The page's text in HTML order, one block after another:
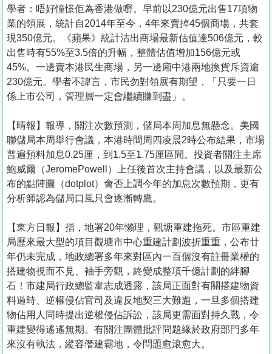
學者：唔好憧憬佢為香港做嘢。早前以230億元出售17項物
業的領展，統計自2014年至今，4年來賣掉45個商場，共套
現350億元。《蘋果》統計沽出商場最新估值達506億元，較
出售時有55%至3.5倍的升幅，整體估值增加156億元或
45%。一邊賣本港民生商場，另一邊廂中港兩地換貨斥資逾
230億元。學者不諱言，市民勿對領展有期望，「只要一日
係上市公司，管理層一定會繼續賺到盡」。
【晴報】報導，關注次數預測，儲局本周加息無懸念。美國
聯儲局本周舉行會議，本港時間周四凌晨2時公布結果，市場
普遍預料加息0.25厘，到1.5至1.75厘區間。投資者關注主席
鮑威爾（JeromePowell）上任後首次主持會議，以及最新公
布的點陣圖（dotplot）會否上調今年的加息次數預期，更有
分析師認為儲局口風只會逐漸轉鷹。
【東方日報】指，地署20年懶理，觀塘重建拖死。市區重建
局歷來最大型的項目觀塘市中心重建計劃波折重重，公布廿
年仍未完成，地政總署多年來對區內一百個沒有註冊業權的
搭建物視而不見、袖手旁觀，終變成整項千億計劃的絆腳
石！市建局行政總監韋志成透露，該局正面對有關搭建物資
料過時、逆權侵佔官司及違反地契三大難題，一旦多個搭建
物佔用人同時提出逆權侵佔訴訟，該局更需面對持久戰，令
重建變得遙遙無期。有關注團體批評問題緣於政府部門多年
來沒有執法，縱容僭建霸地，令問題愈滾愈大。